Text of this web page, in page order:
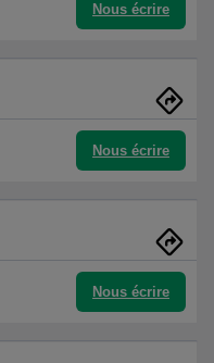
Nous écrire
Nous écrire
Nous écrire